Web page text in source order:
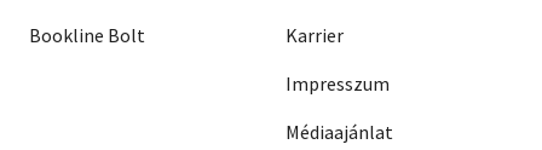
Bookline Bolt
Karrier
Impresszum
Médiaajánlat